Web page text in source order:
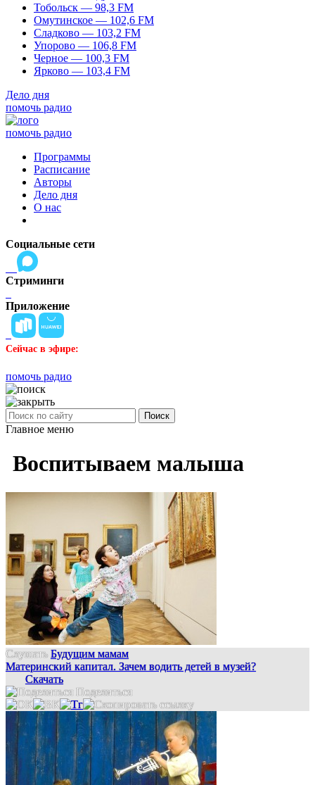
Тобольск — 98,3 FM
Омутинское — 102,6 FM
Сладково — 103,2 FM
Упорово — 106,8 FM
Черное — 100,3 FM
Ярково — 103,4 FM
Дело дня
помочь радио
помочь радио
Программы
Расписание
Авторы
Дело дня
О нас
Социальные сети
Стриминги
Приложение
Сейчас в эфире:
помочь радио
Поиск
Главное меню
Воспитываем малыша
Слушать Будущим мамам
Материнский капитал. Зачем водить детей в музей?
Скачать
Поделиться